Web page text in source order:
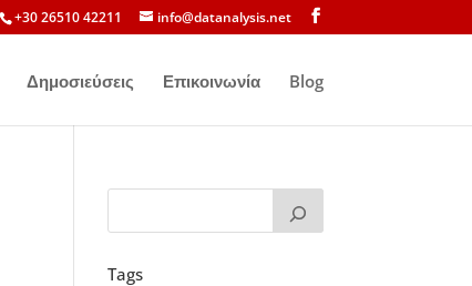
+30 26510 42211 info@datanalysis.net
Δημοσιεύσεις Επικοινωνία Blog
Tags